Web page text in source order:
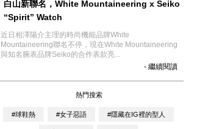
白山新聯名，White Mountaineering x Seiko
“Spirit” Watch
近日相澤陽介主理的時尚機能品牌White
Mountaineering聯名不停，現在White Mountaineering
與知名腕表品牌Seiko的合作表款亮...
- 繼續閱讀
熱門搜索
#球鞋熱 #女子惡語 #隱藏在IG裡的型人